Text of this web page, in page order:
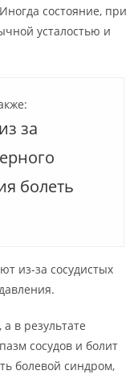
состояние, при
усталостью и
за
болеть
из-за сосудистых
в результате
сосудов и болит
болевой синдром,